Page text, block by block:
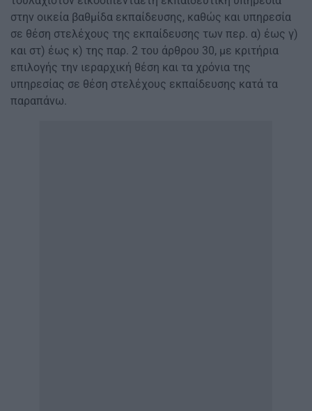
στην οικεία βαθμίδα εκπαίδευσης, καθώς και υπηρεσία
σε θέση στελέχους της εκπαίδευσης των περ. α) έως γ)
και στ) έως κ) της παρ. 2 του άρθρου 30, με κριτήρια
επιλογής την ιεραρχική θέση και τα χρόνια της
υπηρεσίας σε θέση στελέχους εκπαίδευσης κατά τα
παραπάνω.